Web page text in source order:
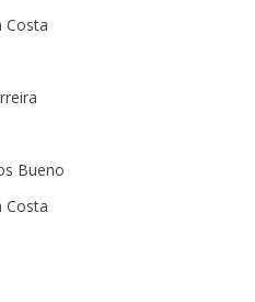
Costa
Bueno
Costa